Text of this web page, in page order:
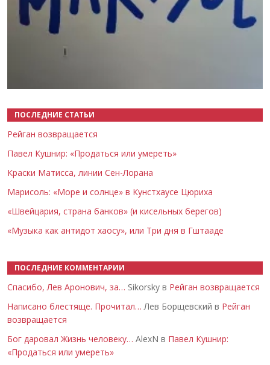
ПОСЛЕДНИЕ СТАТЬИ
Рейган возвращается
Павел Кушнир: «Продаться или умереть»
Краски Матисса, линии Сен-Лорана
Марисоль: «Море и солнце» в Кунстхаусе Цюриха
«Швейцария, страна банков» (и кисельных берегов)
«Музыка как антидот хаосу», или Три дня в Гштааде
ПОСЛЕДНИЕ КОММЕНТАРИИ
Спасибо, Лев Аронович, за… Sikorsky в Рейган возвращается
Написано блестяще. Прочитал… Лев Борщевский в Рейган
возвращается
Бог даровал Жизнь человеку… AlexN в Павел Кушнир:
«Продаться или умереть»